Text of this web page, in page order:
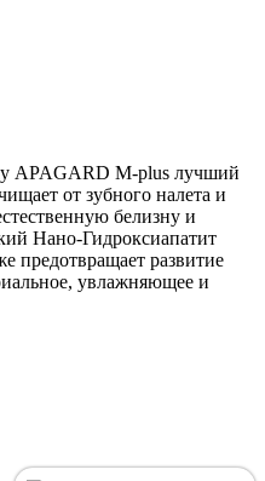
APAGARD M-plus лучший
от зубного налета и
белизну и
Нано-Гидроксиапатит
предотвращает развитие
увлажняющее и